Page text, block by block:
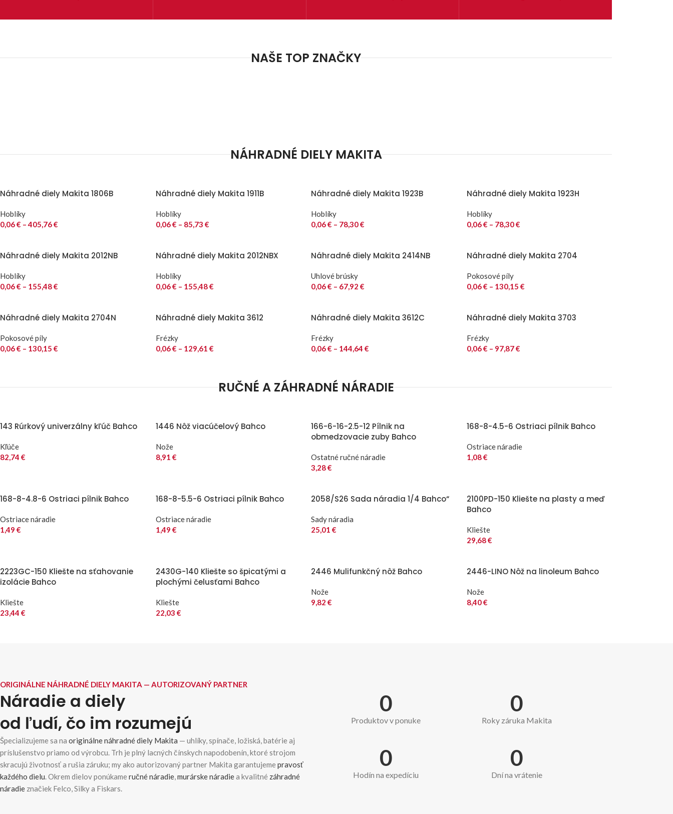
NAŠE TOP ZNAČKY
NÁHRADNÉ DIELY MAKITA
Náhradné diely Makita 1806B
Hoblíky
0,06€ – 405,76€
Náhradné diely Makita 1911B
Hoblíky
0,06€ – 85,73 €
Náhradné diely Makita 1923B
Hoblíky
0,06€ – 78,30€
Náhradné diely Makita 1923H
Hoblíky
0,06€ – 78,30€
Náhradné diely Makita 2012NB
Hoblíky
0,06€ – 155,48€
Náhradné diely Makita 2012NBX
Hoblíky
0,06€ – 155,48€
Náhradné diely Makita 2414NB
Uhlové brúsky
0,06€ – 67,92 €
Náhradné diely Makita 2704
Pokosové píly
0,06€ – 130,15 €
Náhradné diely Makita 2704N
Pokosové píly
0,06€ – 130,15 €
Náhradné diely Makita 3612
Frézky
0,06€ – 129,61 €
Náhradné diely Makita 3612C
Frézky
0,06€ – 144,64 €
Náhradné diely Makita 3703
Frézky
0,06€ – 97,87€
RUČNÉ A ZÁHRADNÉ NÁRADIE
143 Rúrkový univerzálny kľúč Bahco
Kľúče
82,74 €
1446 Nôž viacúčelový Bahco
Nože
8,91 €
166-6-16-2.5-12 Pílnik na
obmedzovacie zuby Bahco
Ostatné ručné náradie
3,28€
168-8-4.5-6 Ostriaci pílnik Bahco
Ostriace náradie
1,08€
168-8-4.8-6 Ostriaci pílnik Bahco
Ostriace náradie
1,49 €
168-8-5.5-6 Ostriaci pílnik Bahco
Ostriace náradie
1,49 €
2058/S26 Sada náradia 1/4 Bahco“
Sady náradia
25,01 €
2100PD-150 Kliešte na plasty a meď
Bahco
Kliešte
29,68€
2223GC-150 Kliešte na sťahovanie
izolácie Bahco
Kliešte
23,44 €
2430G-140 Kliešte so špicatými a
plochými čelusťami Bahco
Kliešte
22,03 €
2446 Mulifunkčný nôž Bahco
Nože
9,82 €
2446-LINO Nôž na linoleum Bahco
Nože
8,40€
ORIGINÁLNE NÁHRADNÉ DIELY MAKITA — AUTORIZOVANÝ PARTNER
Náradie a diely
od ľudí, čo im rozumejú
Špecializujeme sa na originálne náhradné diely Makita — uhlíky, spínače, ložiská, batérie aj
príslušenstvo priamo od výrobcu. Trh je plný lacných čínskych napodobenín, ktoré strojom
skracujú životnosť a rušia záruku; my ako autorizovaný partner Makita garantujemepravosť
každého dielu. Okrem dielov ponúkameručné náradie,murárske náradiea kvalitné záhradné
náradie značiek Felco, Silky a Fiskars.
0
Produktov v ponuke
0
Roky záruka Makita
0
Hodín na expedíciu
0
Dní na vrátenie